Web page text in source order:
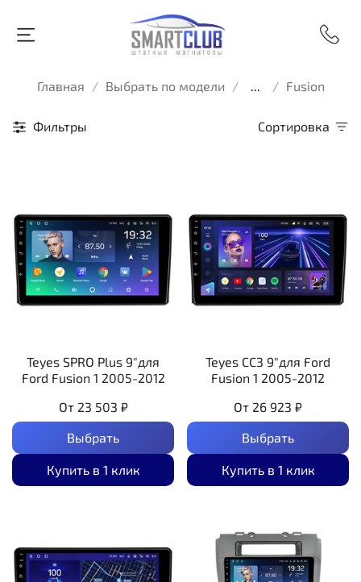
Главная Выбрать по модели ... Fusion
Фильтры Сортировка
Teyes SPRO Plus 9"для
Ford Fusion 1 2005-2012
От 23 503 ₽
Выбрать
Купить в 1 клик
Teyes CC3 9"для Ford
Fusion 1 2005-2012
От 26 923 ₽
Выбрать
Купить в 1 клик